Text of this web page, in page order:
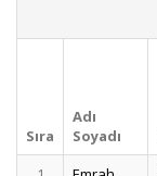
Sıra
Adı
Soyadı